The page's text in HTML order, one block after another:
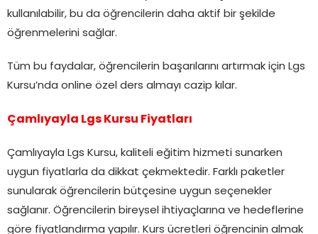
kullanılabilir, bu da öğrencilerin daha aktif bir şekilde
öğrenmelerini sağlar.
Tüm bu faydalar, öğrencilerin başarılarını artırmak için Lgs
Kursu’nda online özel ders almayı cazip kılar.
Çamlıyayla Lgs Kursu Fiyatları
Çamlıyayla Lgs Kursu, kaliteli eğitim hizmeti sunarken
uygun fiyatlarla da dikkat çekmektedir. Farklı paketler
sunularak öğrencilerin bütçesine uygun seçenekler
sağlanır. Öğrencilerin bireysel ihtiyaçlarına ve hedeflerine
göre fiyatlandırma yapılır. Kurs ücretleri öğrencinin almak